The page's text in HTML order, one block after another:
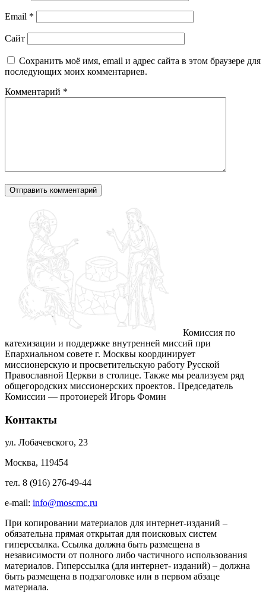
Email *
Сайт
Сохранить моё имя, email и адрес сайта в этом браузере для
последующих моих комментариев.
Комментарий *
Комиссия по
катехизации и поддержке внутренней миссий при
Епархиальном совете г. Москвы координирует
миссионерскую и просветительскую работу Русской
Православной Церкви в столице. Также мы реализуем ряд
общегородских миссионерских проектов. Председатель
Комиссии — протоиерей Игорь Фомин
Контакты
ул. Лобачевского, 23
Москва, 119454
тел. 8 (916) 276-49-44
e-mail: info@moscmc.ru
При копировании материалов для интернет-изданий –
обязательна прямая открытая для поисковых систем
гиперссылка. Ссылка должна быть размещена в
независимости от полного либо частичного использования
материалов. Гиперссылка (для интернет- изданий) – должна
быть размещена в подзаголовке или в первом абзаце
материала.